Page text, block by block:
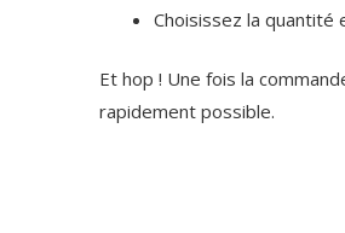
Choisissez la quantité
Et hop ! Une fois la
rapidement possible.